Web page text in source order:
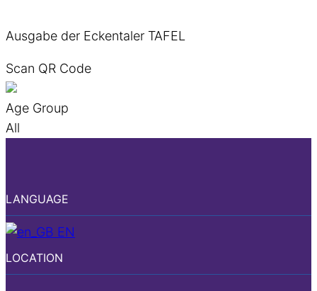
Ausgabe der Eckentaler TAFEL
Scan QR Code
Age Group
All
LANGUAGE
EN
LOCATION